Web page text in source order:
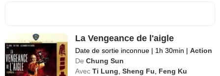
La Vengeance de l'aigle
Date de sortie inconnue | 1h 30min | Action
De Chung Sun
Avec Ti Lung ,Sheng Fu
Feng Ku